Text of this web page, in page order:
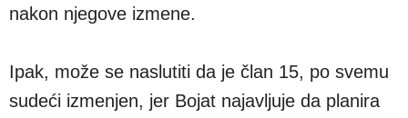
nakon njegove izmene.
Ipak, može se naslutiti da je član 15, po svemu
sudeći izmenjen, jer Bojat najavljuje da planira